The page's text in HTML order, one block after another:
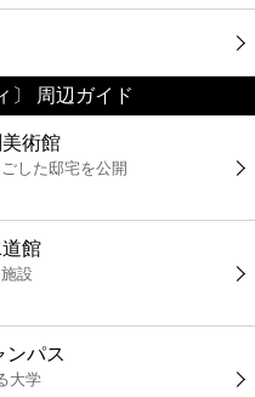
〕 周辺ガイド
術館
した邸宅を公開
館
設
ンパス
大学